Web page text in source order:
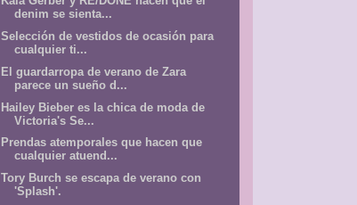
denim se sienta...
Selección de vestidos de ocasión para
cualquier ti...
El guardarropa de verano de Zara
parece un sueño d...
Hailey Bieber es la chica de moda de
Victoria's Se...
Prendas atemporales que hacen que
cualquier atuend...
Tory Burch se escapa de verano con
'Splash'.